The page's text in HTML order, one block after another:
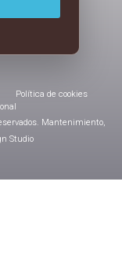
Política de cookies
Mantenimiento,
Studio